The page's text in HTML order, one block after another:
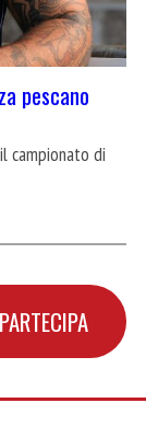
pescano
campionato di